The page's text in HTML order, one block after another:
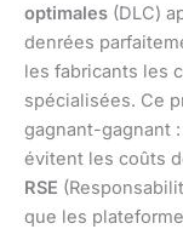
optimales (DLC)
denrées
les fabricants les
spécialisées. Ce
gagnant-gagnant
évitent les coûts
RSE
que les